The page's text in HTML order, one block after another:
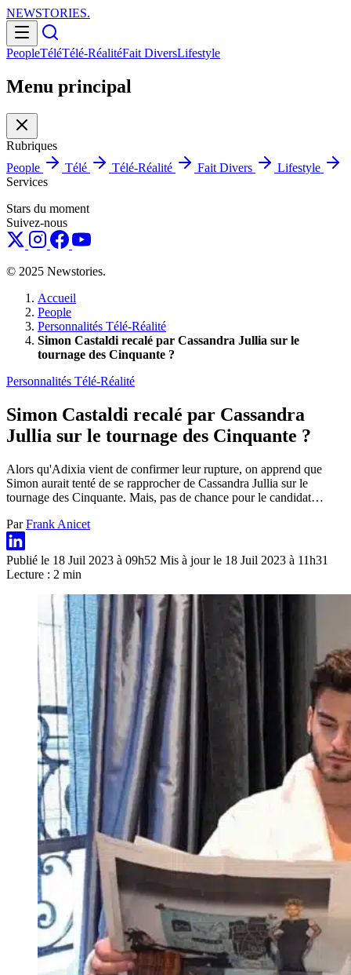
NEWSTORIES.
PeopleTéléTélé-RéalitéFait DiversLifestyle
Menu principal
Rubriques
People
Télé Télé-Réalité Fait Divers
Lifestyle
Services
Stars du moment
Suivez-nous
© 2025 Newstories.
Accueil
People
Personnalités Télé-Réalité
Simon Castaldi recalé par Cassandra Jullia sur le
tournage des Cinquante ?
Personnalités Télé-Réalité
Simon Castaldi recalé par Cassandra
Jullia sur le tournage des Cinquante ?
Alors qu'Adixia vient de confirmer leur rupture, on apprend que
Simon aurait tenté de se rapprocher de Cassandra Jullia sur le
tournage des Cinquante. Mais, pas de chance pour le candidat…
ParFrank Anicet
Publié le 18 Juil 2023 à 09h52 Mis à jour le 18 Juil 2023 à 11h31
Lecture : 2 min